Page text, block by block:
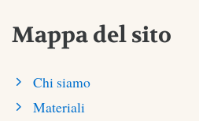
Mappa del sito
Chi siamo
Materiali